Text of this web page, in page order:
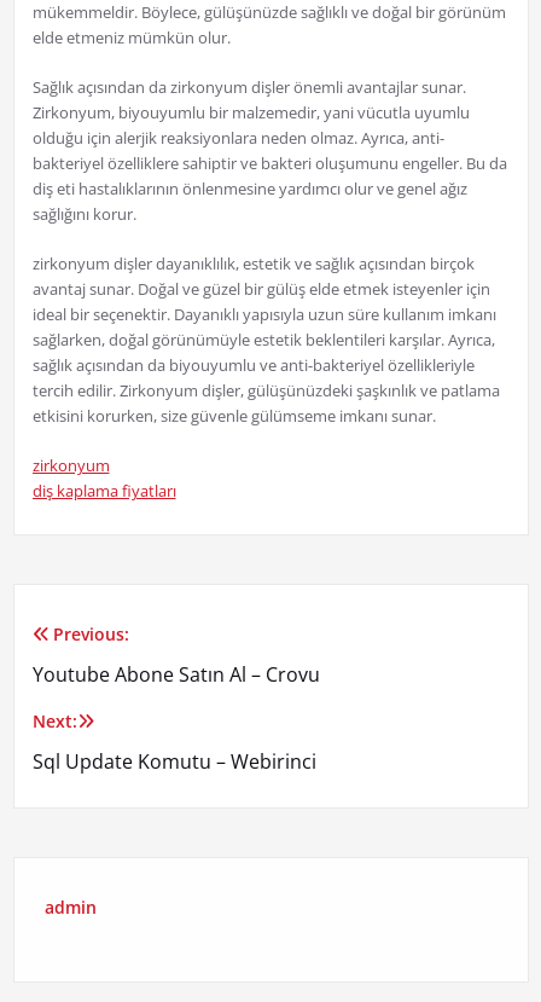
mükemmeldir. Böylece, gülüşünüzde sağlıklı ve doğal bir görünüm
elde etmeniz mümkün olur.
Sağlık açısından da zirkonyum dişler önemli avantajlar sunar.
Zirkonyum, biyouyumlu bir malzemedir, yani vücutla uyumlu
olduğu için alerjik reaksiyonlara neden olmaz. Ayrıca, anti-
bakteriyel özelliklere sahiptir ve bakteri oluşumunu engeller. Bu da
diş eti hastalıklarının önlenmesine yardımcı olur ve genel ağız
sağlığını korur.
zirkonyum dişler dayanıklılık, estetik ve sağlık açısından birçok
avantaj sunar. Doğal ve güzel bir gülüş elde etmek isteyenler için
ideal bir seçenektir. Dayanıklı yapısıyla uzun süre kullanım imkanı
sağlarken, doğal görünümüyle estetik beklentileri karşılar. Ayrıca,
sağlık açısından da biyouyumlu ve anti-bakteriyel özellikleriyle
tercih edilir. Zirkonyum dişler, gülüşünüzdeki şaşkınlık ve patlama
etkisini korurken, size güvenle gülümseme imkanı sunar.
zirkonyum
diş kaplama fiyatları
Yazı
gezinmesi
Previous:
Youtube Abone Satın Al – Crovu
Next:
Sql Update Komutu – Webirinci
admin